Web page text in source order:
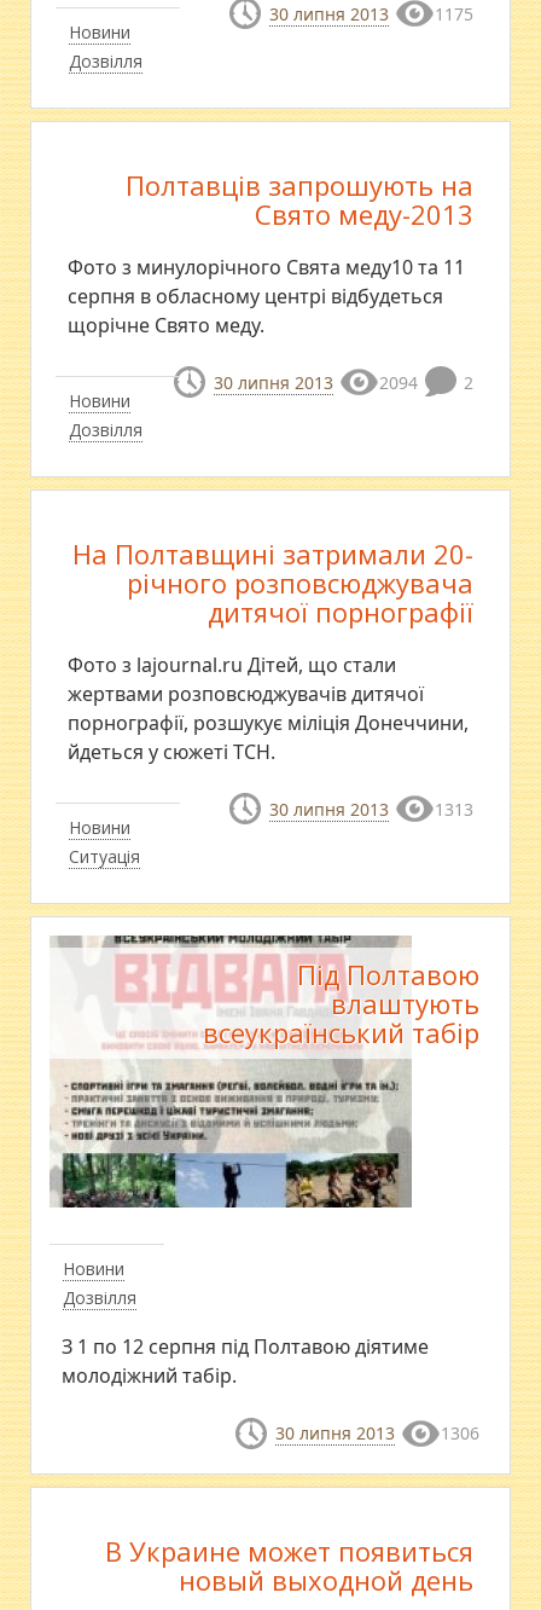
Новини
Дозвілля
30 липня 2013 1175
Новини
Дозвілля
Полтавців запрошують на
Свято меду-2013
Фото з минулорічного Свята меду10 та 11
серпня в обласному центрі відбудеться
щорічне Свято меду.
30 липня 2013 2094 2
Новини
Ситуація
На Полтавщині затримали 20-
річного розповсюджувача
дитячої порнографії
Фото з lajournal.ru Дітей, що стали
жертвами розповсюджувачів дитячої
порнографії, розшукує міліція Донеччини,
йдеться у сюжеті ТСН.
30 липня 2013 1313
Новини
Дозвілля
Під Полтавою
влаштують
всеукраїнський табір
З 1 по 12 серпня під Полтавою діятиме
молодіжний табір.
30 липня 2013 1306
В Украине может появиться
новый выходной день